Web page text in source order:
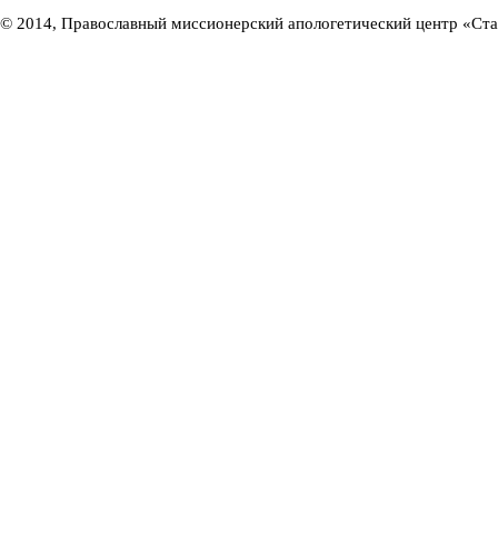
© 2014, Православный миссионерский апологетический центр